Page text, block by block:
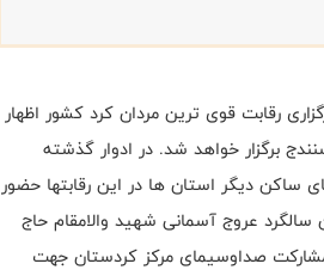
رقابت قوی ترین مردان کرد کشور اظهار
برگزار خواهد شد. در ادوار گذشته
ساکن دیگر استان ها در این رقابتها حضور
عروج آسمانی شهید والامقام حاج
دی ماه انجام خواهد گرفت و برنامه ۱۲ قسمتی با مشارکت صداوسیمای مرکز کردستان جهت